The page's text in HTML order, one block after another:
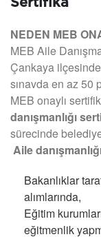
Sertifika
NEDEN MEB
MEB Aile
Çankaya
sınavda en az 50
MEB onaylı
danışmanlığı
sürecinde
Aile
Bakanlıklar
alımlarında,
Eğitim
eğitmenlik